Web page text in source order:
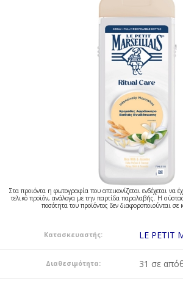
Στα προιόντα η φωτογραφία που απεικονίζεται ενδέχεται να
τελικό προϊόν, ανάλογα με την παρτίδα παραλαβής. Η
ποσότητα του προϊόντος δεν διαφοροποιούνται
Κατασκευαστής: LE PETIT
Διαθεσιμότητα: 31 σε